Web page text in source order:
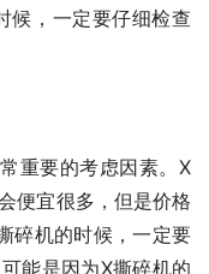
候，一定要仔细检查
重要的考虑因素。X
便宜很多，但是价格
碎机的时候，一定要
能是因为X撕碎机的